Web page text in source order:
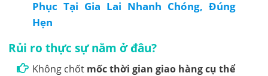
Phục Tại Gia Lai Nhanh Chóng, Đúng
Hẹn
Rủi ro thực sự nằm ở đâu?
Không chốt mốc thời gian giao hàng cụ thể